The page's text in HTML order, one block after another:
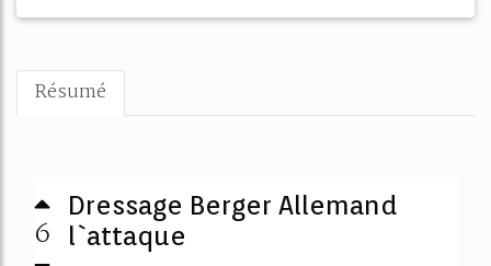
Résumé
6
Dressage Berger Allemand
l`attaque